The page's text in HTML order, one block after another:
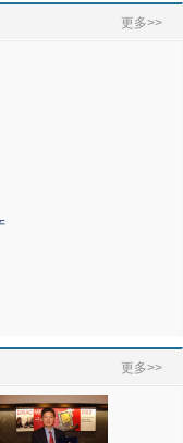
更多>>
更多>>